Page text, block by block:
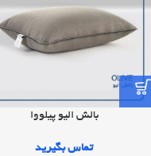
بالش الیو پیلووا
تماس بگیرید